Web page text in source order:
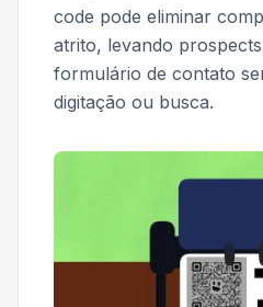
code pode eliminar
atrito, levando
formulário de contato
digitação ou busca.